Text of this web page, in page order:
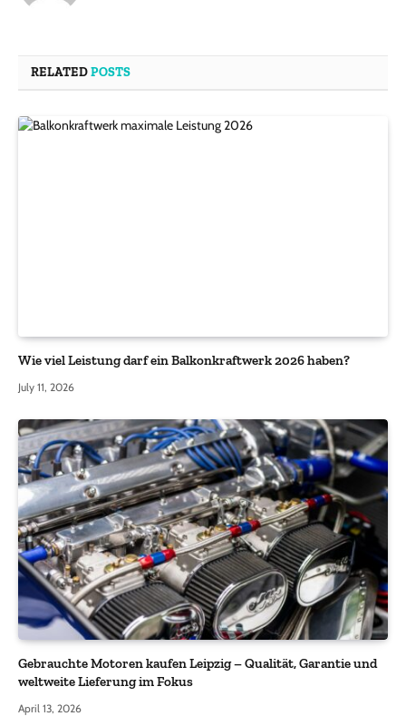
RELATEDPOSTS
Wie viel Leistung darf ein Balkonkraftwerk 2026 haben?
July 11, 2026
Gebrauchte Motoren kaufen Leipzig – Qualität, Garantie und
weltweite Lieferung im Fokus
April 13, 2026